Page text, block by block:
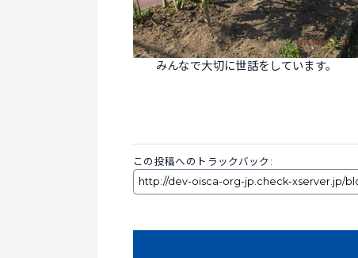
みんなで大切に世話をしています。
この投稿へのトラックバック: